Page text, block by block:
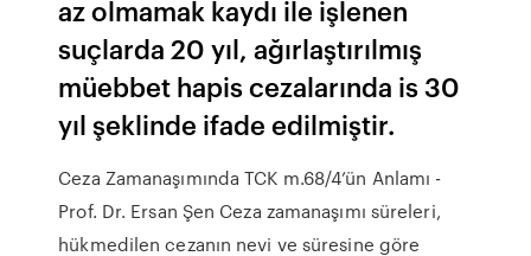
az olmamak kaydı ile işlenen
suçlarda 20 yıl, ağırlaştırılmış
müebbet hapis cezalarında is 30
yıl şeklinde ifade edilmiştir.
Ceza Zamanaşımında TCK m.68/4’ün Anlamı -
Prof. Dr. Ersan Şen Ceza zamanaşımı süreleri,
hükmedilen cezanın nevi ve süresine göre